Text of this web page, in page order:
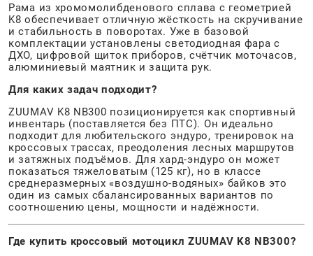
Рама из хромомолибденового сплава с геометрией
K8 обеспечивает отличную жёсткость на скручивание
и стабильность в поворотах. Уже в базовой
комплектации установлены светодиодная фара с
ДХО, цифровой щиток приборов, счётчик моточасов,
алюминиевый маятник и защита рук.
Для каких задач подходит?
ZUUMAV K8 NB300 позиционируется как спортивный
инвентарь (поставляется без ПТС). Он идеально
подходит для любительского эндуро, тренировок на
кроссовых трассах, преодоления лесных маршрутов
и затяжных подъёмов. Для хард-эндуро он может
показаться тяжеловатым (125 кг), но в классе
среднеразмерных «воздушно-водяных» байков это
один из самых сбалансированных вариантов по
соотношению цены, мощности и надёжности.
Где купить кроссовый мотоцикл ZUUMAV K8 NB300?